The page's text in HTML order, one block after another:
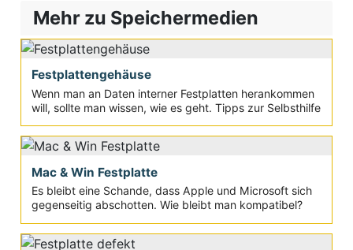
Mehr zu Speichermedien
Festplattengehäuse
Wenn man an Daten interner Festplatten herankommen
will, sollte man wissen, wie es geht. Tipps zur Selbsthilfe
Mac & Win Festplatte
Es bleibt eine Schande, dass Apple und Microsoft sich
gegenseitig abschotten. Wie bleibt man kompatibel?